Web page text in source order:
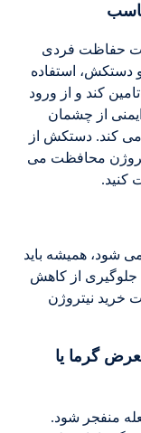
حفاظت فردی
دستکش، استفاده
کند و از ورود
از چشمان
کند. دستکش از
محافظت می
کنید.
شود، همیشه باید
جلوگیری از کاهش
نیتروژن
گرما یا
منفجر شود.